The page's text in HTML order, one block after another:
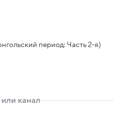
период: Часть 2-я)